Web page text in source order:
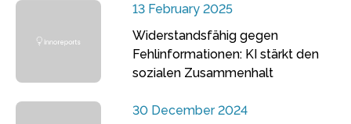
13 February 2025
Widerstandsfähig gegen
Fehlinformationen: KI stärkt den
sozialen Zusammenhalt
30 December 2024